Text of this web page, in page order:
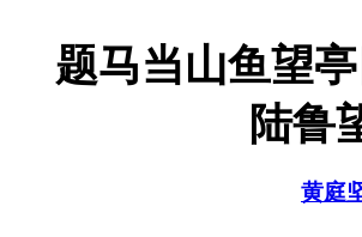
题马当山鱼望
陆鲁
黄庭